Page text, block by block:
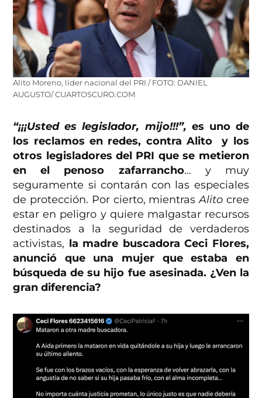
Alito Moreno, líder nacional del PRI / FOTO: DANIEL
AUGUSTO/ CUARTOSCURO.COM
“¡¡¡Usted es legislador, mijo!!!”, es uno de
los reclamos en redes, contra Alito y los
otros legisladores del PRI que se metieron
en el penoso zafarrancho… y muy
seguramente si contarán con las especiales
de protección. Por cierto, mientrasAlitocree
estar en peligro y quiere malgastar recursos
destinados a la seguridad de verdaderos
activistas, la madre buscadora Ceci Flores,
anunció que una mujer que estaba en
búsqueda de su hijo fue asesinada. ¿Ven la
gran diferencia?